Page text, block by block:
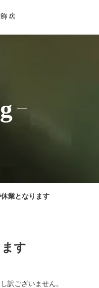
業となります
す
訳ございません。